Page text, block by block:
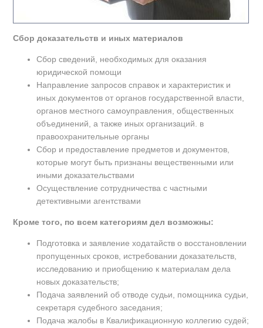
Сбор доказательств и иных материалов
Сбор сведений, необходимых для оказания
юридической помощи
Направление запросов справок и характеристик и
иных документов от органов государственной власти,
органов местного самоуправления, общественных
объединений, а также иных организаций. в
правоохранительные органы
Сбор и предоставление предметов и документов,
которые могут быть признаны вещественными или
иными доказательствами
Осуществление сотрудничества с частными
детективными агентствами
Кроме того, по всем категориям дел возможны:
Подготовка и заявление ходатайств о восстановлении
пропущенных сроков, истребовании доказательств,
исследованию и приобщению к материалам дела
новых доказательств;
Подача заявлений об отводе судьи, помощника судьи,
секретаря судебного заседания;
Подача жалобы в Квалификационную коллегию судей;